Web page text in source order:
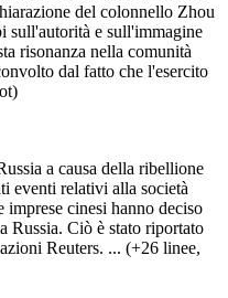
del colonnello Zhou
sull'autorità e sull'immagine
risonanza nella comunità
dal fatto che l'esercito
a causa della ribellione
eventi relativi alla società
cinesi hanno deciso
Russia. Ciò è stato riportato
Reuters. ... (+26 linee,